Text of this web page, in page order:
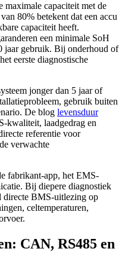
maximale capaciteit met de
80% betekent dat een accu
capaciteit heeft.
een minimale SoH
jaar gebruik. Bij onderhoud of
eerste diagnostische
jonger dan 5 jaar of
gebruik buiten
De blog levensduur
kwaliteit, laadgedrag en
referentie voor
verwachte
fabrikant-app, het EMS-
Bij diepere diagnostiek
directe BMS-uitlezing op
celtemperaturen,
CAN, RS485 en